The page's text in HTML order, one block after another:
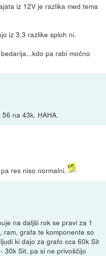
iz 12V je razlika med tema
iz 3.3 razlike sploh ni.
pa rabi močno
na 43k. HAHA.
res niso normalni.
na daljši rok se pravi za 1
grafa te komponente so
ki dajo za grafo cca 60k Sit
30k Sit, pa si ne privoščijo